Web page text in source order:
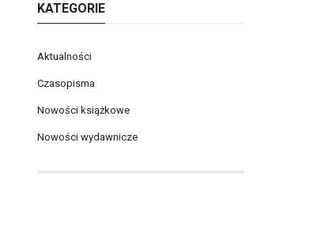
KATEGORIE
Aktualności
Czasopisma
Nowości książkowe
Nowości wydawnicze